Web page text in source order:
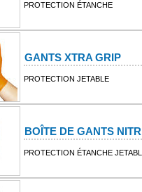
PROTECTION ÉTANCHE
GANTS XTRA GRIP
PROTECTION JETABLE
BOÎTE DE GANTS
PROTECTION ÉTANCHE